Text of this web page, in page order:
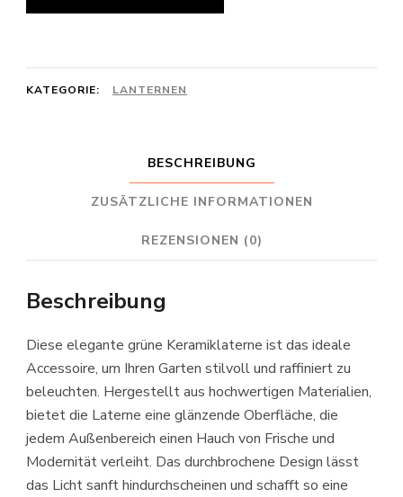
KATEGORIE: LANTERNEN
BESCHREIBUNG
ZUSÄTZLICHE INFORMATIONEN
REZENSIONEN (0)
Beschreibung
Diese elegante grüne Keramiklaterne ist das ideale
Accessoire, um Ihren Garten stilvoll und raffiniert zu
beleuchten. Hergestellt aus hochwertigen Materialien,
bietet die Laterne eine glänzende Oberfläche, die
jedem Außenbereich einen Hauch von Frische und
Modernität verleiht. Das durchbrochene Design lässt
das Licht sanft hindurchscheinen und schafft so eine